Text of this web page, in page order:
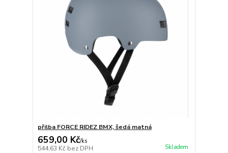
přilba FORCE RIDEZ BMX, šedá matná
659,00 Kč/ks
544,63 Kč bez DPH Skladem